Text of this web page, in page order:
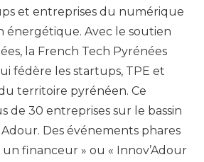
et entreprises du numérique
énergétique. Avec le soutien
la French Tech Pyrénées
fédère les startups, TPE et
territoire pyrénéen. Ce
de 30 entreprises sur le bassin
Des événements phares
financeur » ou « Innov’Adour